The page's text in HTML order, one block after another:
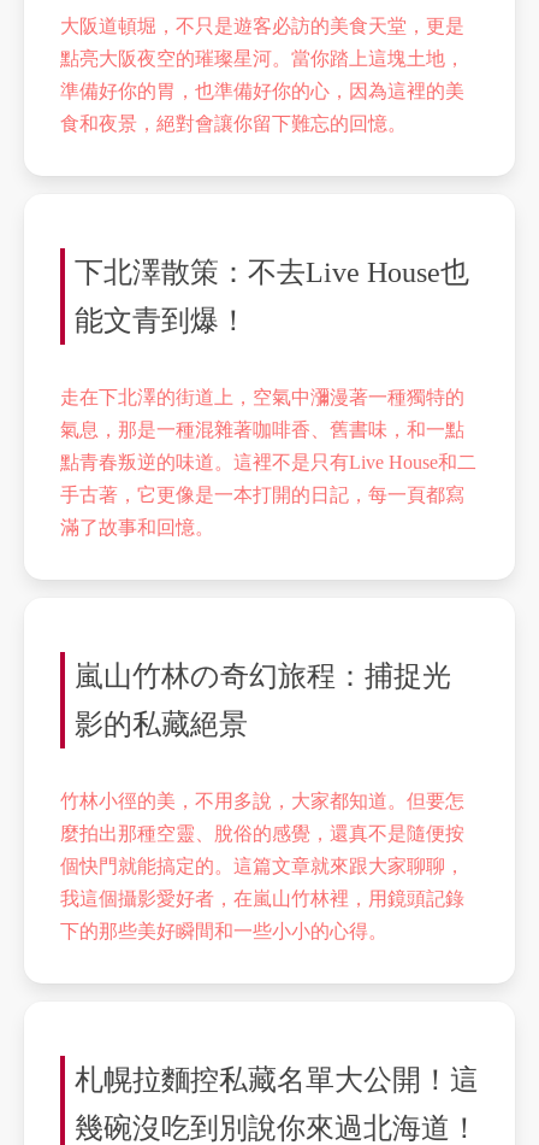
大阪道頓堀，不只是遊客必訪的美食天堂，更是
點亮大阪夜空的璀璨星河。當你踏上這塊土地，
準備好你的胃，也準備好你的心，因為這裡的美
食和夜景，絕對會讓你留下難忘的回憶。
下北澤散策：不去Live House也
能文青到爆！
走在下北澤的街道上，空氣中瀰漫著一種獨特的
氣息，那是一種混雜著咖啡香、舊書味，和一點
點青春叛逆的味道。這裡不是只有Live House和二
手古著，它更像是一本打開的日記，每一頁都寫
滿了故事和回憶。
嵐山竹林の奇幻旅程：捕捉光
影的私藏絕景
竹林小徑的美，不用多說，大家都知道。但要怎
麼拍出那種空靈、脫俗的感覺，還真不是隨便按
個快門就能搞定的。這篇文章就來跟大家聊聊，
我這個攝影愛好者，在嵐山竹林裡，用鏡頭記錄
下的那些美好瞬間和一些小小的心得。
札幌拉麵控私藏名單大公開！這
幾碗沒吃到別說你來過北海道！